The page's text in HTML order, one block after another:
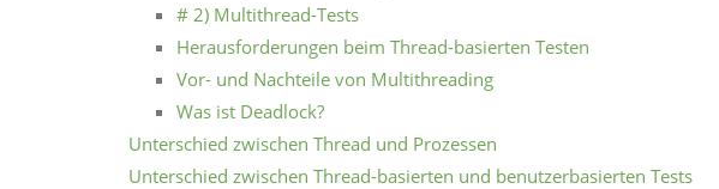
# 2) Multithread-Tests
Herausforderungen beim Thread-basierten Testen
Vor- und Nachteile von Multithreading
Was ist Deadlock?
Unterschied zwischen Thread und Prozessen
Unterschied zwischen Thread-basierten und benutzerbasierten Tests